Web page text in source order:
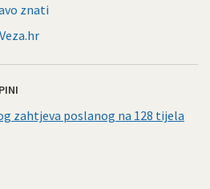
znati
zahtjeva poslanog na 128 tijela